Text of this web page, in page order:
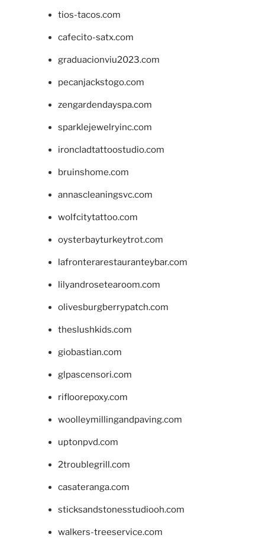
tios-tacos.com
cafecito-satx.com
graduacionviu2023.com
pecanjackstogo.com
zengardendayspa.com
sparklejewelryinc.com
ironcladtattoostudio.com
bruinshome.com
annascleaningsvc.com
wolfcitytattoo.com
oysterbayturkeytrot.com
lafronterarestauranteybar.com
lilyandrosetearoom.com
olivesburgberrypatch.com
theslushkids.com
giobastian.com
glpascensori.com
rifloorepoxy.com
woolleymillingandpaving.com
uptonpvd.com
2troublegrill.com
casateranga.com
sticksandstonesstudiooh.com
walkers-treeservice.com